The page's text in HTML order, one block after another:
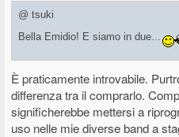
@ tsuki
Bella Emidio! E siamo in due...
È praticamente introvabile.
differenza tra il comprarlo.
significherebbe mettersi a
uso nelle mie diverse band a